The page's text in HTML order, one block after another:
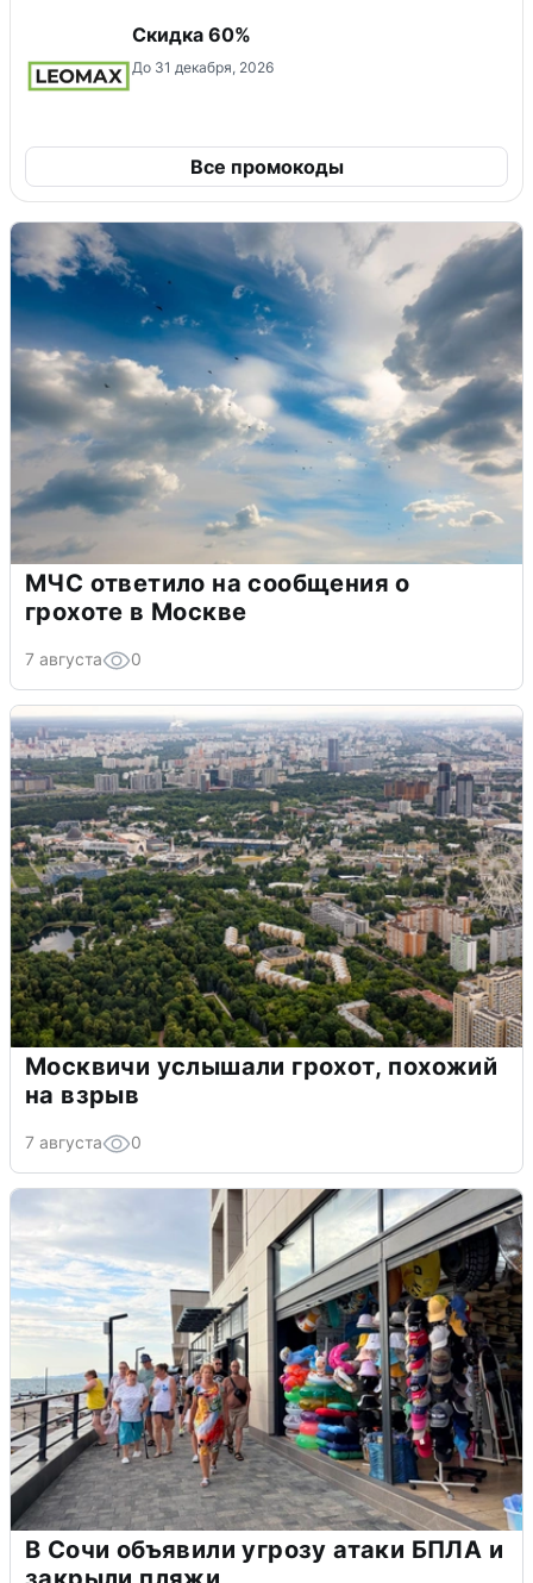
Скидка 60%
До 31 декабря, 2026
Все промокоды
МЧС ответило на сообщения о
грохоте в Москве
7 августа 0
Москвичи услышали грохот, похожий
на взрыв
7 августа 0
В Сочи объявили угрозу атаки БПЛА и